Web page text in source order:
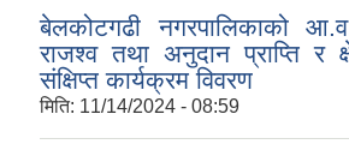
बेलकोटगढी नगरपालिकाको
राजश्व तथा अनुदान प्राप्ति र
संक्षिप्त कार्यक्रम विवरण
मिति: 11/14/2024 - 08:59